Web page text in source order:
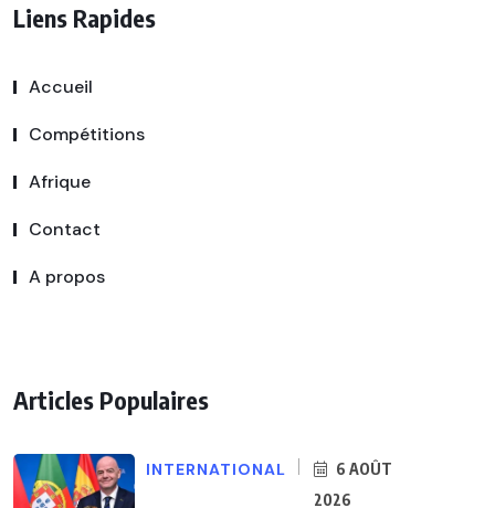
Liens Rapides
Accueil
Compétitions
Afrique
Contact
A propos
Articles Populaires
INTERNATIONAL
6 AOÛT
2026